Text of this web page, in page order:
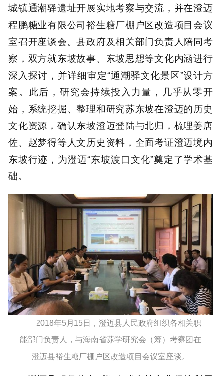
城镇通潮驿遗址开展实地考察与交流，并在澄迈
程鹏糖业有限公司裕生糖厂棚户区改造项目会议
室召开座谈会。县政府及相关部门负责人陪同考
察，双方就东坡故事、东坡思想等文化内涵进行
深入探讨，并详细审定“通潮驿文化景区”设计方
案。此后，研究会持续投入力量，几乎从零开
始，系统挖掘、整理和研究苏东坡在澄迈的历史
文化资源，确认东坡澄迈登陆与北归，梳理姜唐
佐、赵梦得等人文历史资料，全面考证澄迈境内
东坡行迹，为澄迈“东坡渡口文化”奠定了学术基
础。
2018年5月15日，澄迈县人民政府组织各相关职
能部门负责人，与海南省苏学研究会（筹）考察团在
澄迈县裕生糖厂棚户区改造项目会议室座谈。